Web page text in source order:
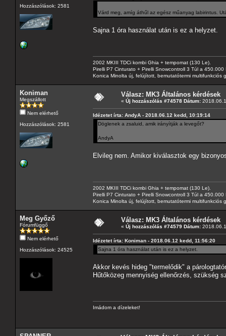
Hozzászólások: 2581
Várd meg, amíg áthűl az egész műanyag labirintus.
Sajna 1 óra használat után is ez a helyzet.
2002 MKIII TDCi kombi Ghia + tempomat (130 Le).
Pirelli P7 Cinturato + Pirelli Snowcontroll 3 Túl a 450.000
Konica Minolta új, felújított, bemutatótermi
Koniman
Megszállott
Nem elérhető
Hozzászólások: 2581
Válasz: MK3 Általános kérdések
« Új hozzászólás #74578 Dátum:
Idézetet írta: AndyA - 2018.06.12 kedd, 10:19:14
Döglenek a zsaluid, amik irányítják a levegőt?
AndyA
Elvileg nem. Amikor kiválasztok egy
2002 MKIII TDCi kombi Ghia + tempomat (130 Le).
Pirelli P7 Cinturato + Pirelli Snowcontroll 3 Túl a 450.000
Konica Minolta új, felújított, bemutatótermi
Meg Győző
Fórumfüggő
Nem elérhető
Hozzászólások: 24525
Válasz: MK3 Általános kérdések
« Új hozzászólás #74579 Dátum:
Idézetet írta: Koniman - 2018.06.12 kedd, 11:56:20
Sajna 1 óra használat után is ez a helyzet.
Akkor kevés hideg "termelődik" a
Hűtőközeg mennyiség ellenőrzés, szükség
Imádom a dízeleket!